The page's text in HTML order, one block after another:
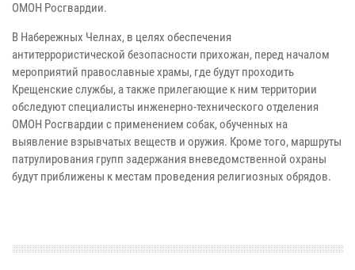
ОМОН Росгвардии.
В Набережных Челнах, в целях обеспечения
антитеррористической безопасности прихожан, перед началом
мероприятий православные храмы, где будут проходить
Крещенские службы, а также прилегающие к ним территории
обследуют специалисты инженерно-технического отделения
ОМОН Росгвардии с применением собак, обученных на
выявление взрывчатых веществ и оружия. Кроме того, маршруты
патрулирования групп задержания вневедомственной охраны
будут приближены к местам проведения религиозных обрядов.